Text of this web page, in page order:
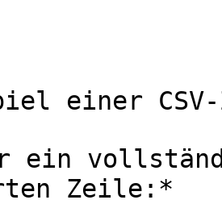
einer
ein
Zeile:*